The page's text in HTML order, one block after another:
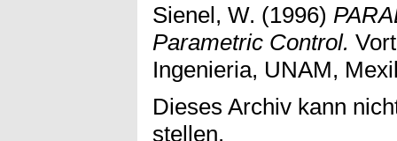
Sienel, W. (1996)
Parametric Control.
Ingenieria, UNAM,
Dieses Archiv kann
stellen.